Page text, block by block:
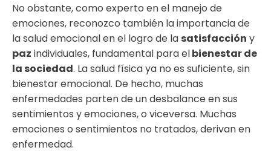
No obstante, como experto en el manejo de
emociones, reconozco también la importancia de
la salud emocional en el logro de la satisfacción y
paz individuales, fundamental para elbienestar de
la sociedad. La salud física ya no es suficiente, sin
bienestar emocional. De hecho, muchas
enfermedades parten de un desbalance en sus
sentimientos y emociones, o viceversa. Muchas
emociones o sentimientos no tratados, derivan en
enfermedad.